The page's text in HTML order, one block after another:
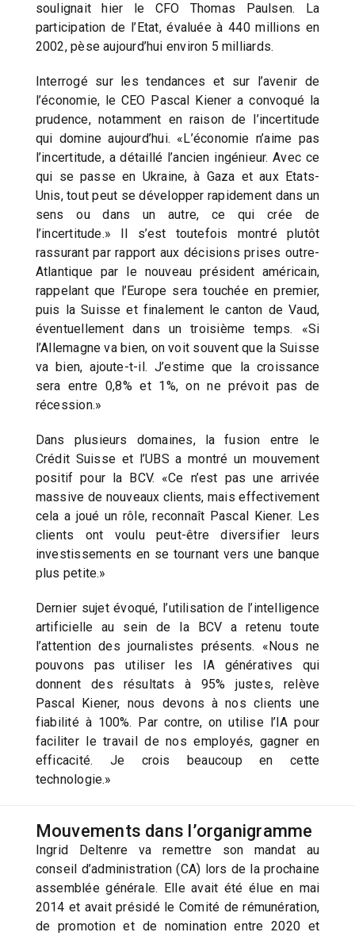
soulignait hier le CFO Thomas Paulsen. La
participation de l’Etat, évaluée à 440 millions en
2002, pèse aujourd’hui environ 5 milliards.
Interrogé sur les tendances et sur l’avenir de
l’économie, le CEO Pascal Kiener a convoqué la
prudence, notamment en raison de l’incertitude
qui domine aujourd’hui. «L’économie n’aime pas
l’incertitude, a détaillé l’ancien ingénieur. Avec ce
qui se passe en Ukraine, à Gaza et aux Etats-
Unis, tout peut se développer rapidement dans un
sens ou dans un autre, ce qui crée de
l’incertitude.» Il s’est toutefois montré plutôt
rassurant par rapport aux décisions prises outre-
Atlantique par le nouveau président américain,
rappelant que l’Europe sera touchée en premier,
puis la Suisse et finalement le canton de Vaud,
éventuellement dans un troisième temps. «Si
l’Allemagne va bien, on voit souvent que la Suisse
va bien, ajoute-t-il. J’estime que la croissance
sera entre 0,8% et 1%, on ne prévoit pas de
récession.»
Dans plusieurs domaines, la fusion entre le
Crédit Suisse et l’UBS a montré un mouvement
positif pour la BCV. «Ce n’est pas une arrivée
massive de nouveaux clients, mais effectivement
cela a joué un rôle, reconnaît Pascal Kiener. Les
clients ont voulu peut-être diversifier leurs
investissements en se tournant vers une banque
plus petite.»
Dernier sujet évoqué, l’utilisation de l’intelligence
artificielle au sein de la BCV a retenu toute
l’attention des journalistes présents. «Nous ne
pouvons pas utiliser les IA génératives qui
donnent des résultats à 95% justes, relève
Pascal Kiener, nous devons à nos clients une
fiabilité à 100%. Par contre, on utilise l’IA pour
faciliter le travail de nos employés, gagner en
efficacité. Je crois beaucoup en cette
technologie.»
Mouvements dans l’organigramme
Ingrid Deltenre va remettre son mandat au
conseil d’administration (CA) lors de la prochaine
assemblée générale. Elle avait été élue en mai
2014 et avait présidé le Comité de rémunération,
de promotion et de nomination entre 2020 et